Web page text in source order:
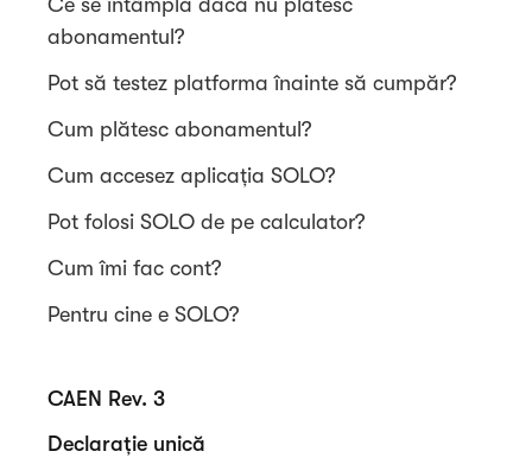
Ce se întâmplă dacă nu plătesc
abonamentul?
Pot să testez platforma înainte să cumpăr?
Cum plătesc abonamentul?
Cum accesez aplicația SOLO?
Pot folosi SOLO de pe calculator?
Cum îmi fac cont?
Pentru cine e SOLO?
CAEN Rev. 3
Declarație unică